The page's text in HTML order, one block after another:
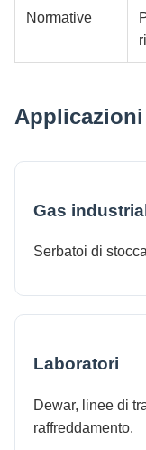
Normative
Gas
Serbatoi di
Laboratori
Dewar, linee di
raffreddamento.